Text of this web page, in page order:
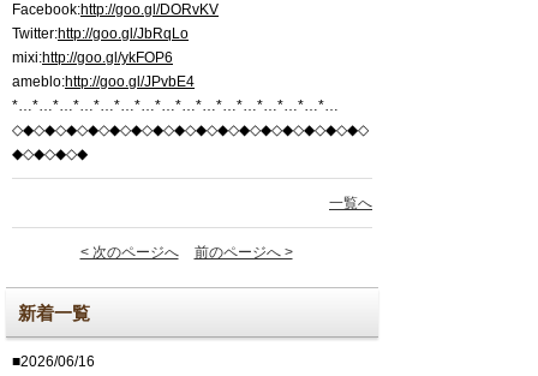
Facebook:http://goo.gl/DORvKV
Twitter:http://goo.gl/JbRqLo
mixi:http://goo.gl/ykFOP6
ameblo:http://goo.gl/JPvbE4
*…*…*…*…*…*…*…*…*…*…*…*…*…*…*…*…
◇◆◇◆◇◆◇◆◇◆◇◆◇◆◇◆◇◆◇◆◇◆◇◆◇◆◇◆◇◆◇◆◇
◆◇◆◇◆◇◆
一覧へ
< 次のページへ 前のページへ >
新着一覧
■2026/06/16